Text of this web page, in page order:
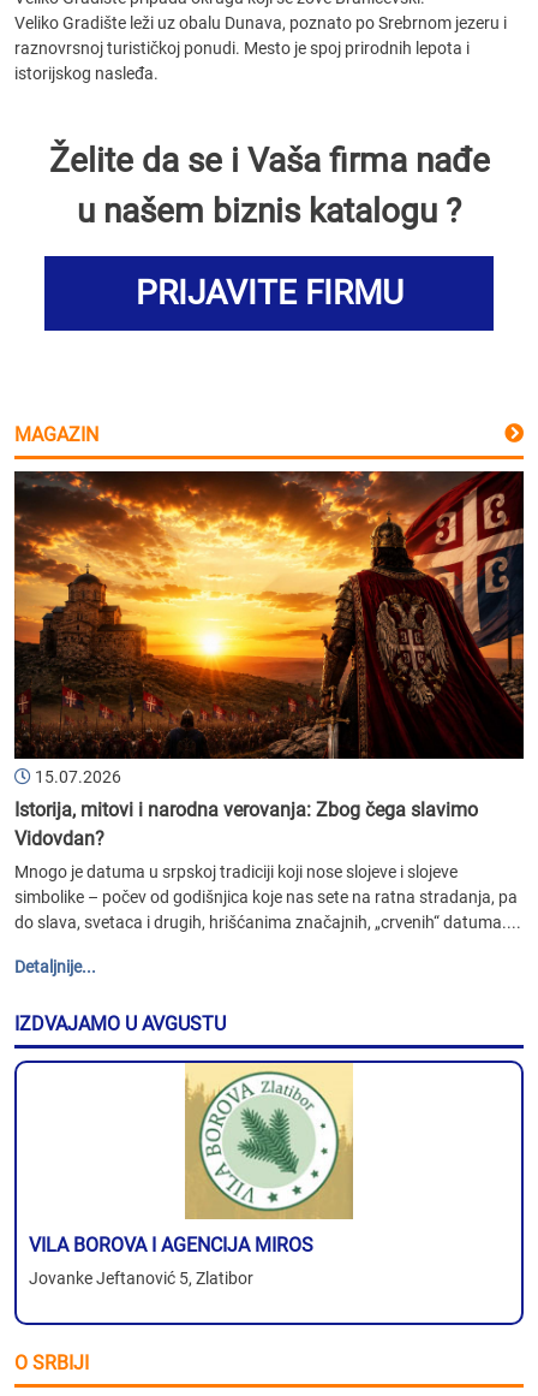
Veliko Gradište leži uz obalu Dunava, poznato po Srebrnom jezeru i
raznovrsnoj turističkoj ponudi. Mesto je spoj prirodnih lepota i
istorijskog nasleđa.
Želite da se i Vaša firma nađe
u našem biznis katalogu ?
PRIJAVITE FIRMU
MAGAZIN
15.07.2026
Istorija, mitovi i narodna verovanja: Zbog čega slavimo
Vidovdan?
Mnogo je datuma u srpskoj tradiciji koji nose slojeve i slojeve
simbolike – počev od godišnjica koje nas sete na ratna stradanja, pa
do slava, svetaca i drugih, hrišćanima značajnih, „crvenih“ datuma....
Detaljnije...
IZDVAJAMO U AVGUSTU
VILA BOROVA I AGENCIJA MIROS
Jovanke Jeftanović 5, Zlatibor
O SRBIJI